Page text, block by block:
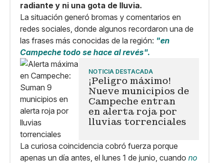
radiante y ni una gota de lluvia.
La situación generó bromas y comentarios en
redes sociales, donde algunos recordaron una de
las frases más conocidas de la región: "en
Campeche todo se hace al revés".
NOTICIA DESTACADA
¡Peligro máximo!
Nueve municipios de
Campeche entran
en alerta roja por
lluvias torrenciales
La curiosa coincidencia cobró fuerza porque
apenas un día antes, el lunes 1 de junio, cuando no